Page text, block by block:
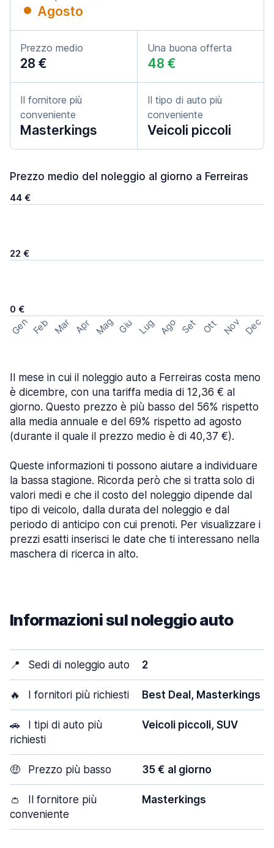
Agosto
Prezzo medio
28 €
Una buona offerta
48 €
Il fornitore più
conveniente
Masterkings
Il tipo di auto più
conveniente
Veicoli piccoli
Prezzo medio del noleggio al giorno a Ferreiras
44 €
22 €
0 €
Gen Feb Mar Apr Mag Giu Lug Ago Set Ott Nov Dec
Il mese in cui il noleggio auto a Ferreiras costa meno
è dicembre, con una tariffa media di 12,36 € al
giorno. Questo prezzo è più basso del 56% rispetto
alla media annuale e del 69% rispetto ad agosto
(durante il quale il prezzo medio è di 40,37 €).
Queste informazioni ti possono aiutare a individuare
la bassa stagione. Ricorda però che si tratta solo di
valori medi e che il costo del noleggio dipende dal
tipo di veicolo, dalla durata del noleggio e dal
periodo di anticipo con cui prenoti. Per visualizzare i
prezzi esatti inserisci le date che ti interessano nella
maschera di ricerca in alto.
Informazioni sul noleggio auto
📍 Sedi di noleggio auto 2
🔥 I fornitori più richiesti Best Deal, Masterkings
🚗
I tipi di auto più
richiesti
Veicoli piccoli, SUV
🤑 Prezzo più basso 35 € al giorno
👛
Il fornitore più
conveniente
Masterkings